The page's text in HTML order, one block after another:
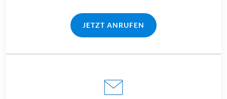
Gedrucktes Routenbuch, pro Zimmer € 20,-
JETZT ANRUFEN(LINK ÖFFNET IN NEUEM TAB)